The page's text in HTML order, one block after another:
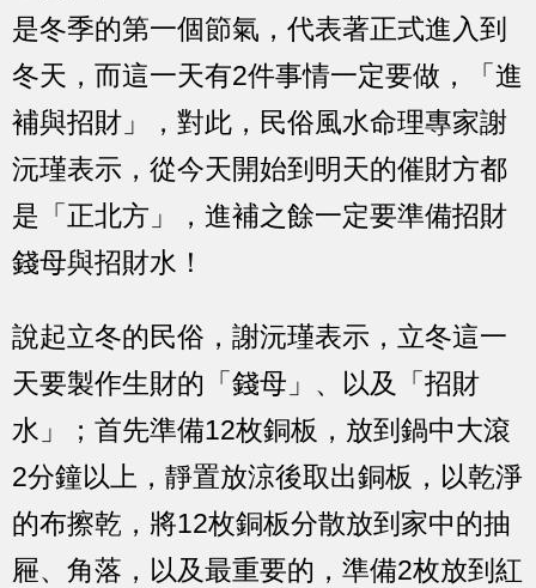
是冬季的第一個節氣，代表著正式進入到
冬天，而這一天有2件事情一定要做 ，「進
補與招財」，對此，民俗風水命理專家謝
沅瑾表示，從今天開始到明天的催財方都
是「正北方」，進補之餘一定要準備招財
錢母與招財水！
說起立冬的民俗，謝沅瑾表示，立冬這一
天要製作生財的 「錢母」 、以及
「招財
水」
；首先準備12枚銅板，放到鍋中大滾
2分鐘以上，靜置放涼後取出銅板，以乾淨
的布擦乾，將12枚銅板分散放到家中的抽
屜、角落，以及最重要的， 準備2枚放到紅